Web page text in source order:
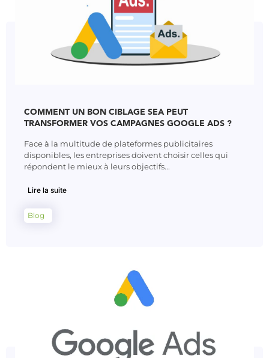
COMMENT UN BON CIBLAGE SEA PEUT
TRANSFORMER VOS CAMPAGNES GOOGLE ADS ?
Face à la multitude de plateformes publicitaires
disponibles, les entreprises doivent choisir celles qui
répondent le mieux à leurs objectifs...
Lire la suite
Blog